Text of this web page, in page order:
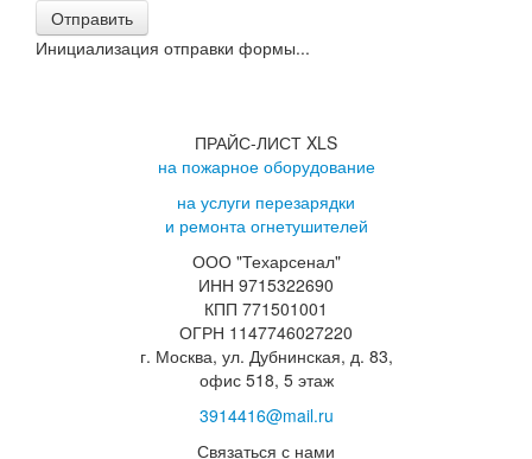
Отправить
Инициализация отправки формы...
ПРАЙС-ЛИСТ XLS
на пожарное оборудование
на услуги перезарядки
и ремонта огнетушителей
ООО "Техарсенал"
ИНН 9715322690
КПП 771501001
ОГРН 1147746027220
г. Москва, ул. Дубнинская, д. 83,
офис 518, 5 этаж
3914416@mail.ru
Связаться с нами